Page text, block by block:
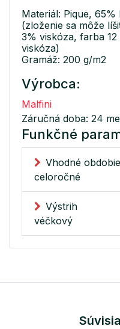
Materiál: Pique,
(zloženie sa môže
3% viskóza, farba
viskóza)
Gramáž: 200 g/m2
Výrobca:
Malfini
Záručná doba: 24
Funkčné
Vhodné obdobie
celoročné
Výstrih
véčkový